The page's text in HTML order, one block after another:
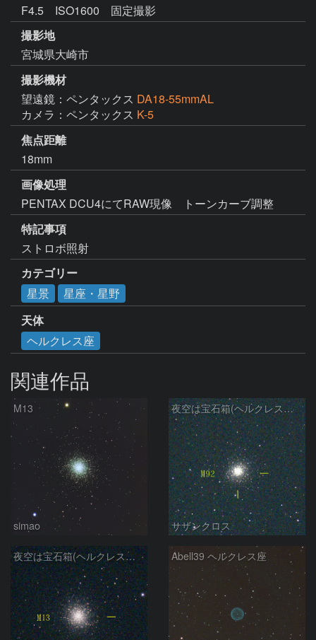
F4.5 ISO1600 固定撮影
撮影地
宮城県大崎市
撮影機材
望遠鏡：ペンタックス DA18-55mmAL
カメラ：ペンタックス K-5
焦点距離
18mm
画像処理
PENTAX DCU4にてRAW現像　トーンカーブ調整
特記事項
ストロボ照射
カテゴリー
星景
星座・星野
天体
ヘルクレス座
関連作品
M13
simao
夜空は宝石箱(ヘルクレス座 M92) Seestar50
サザンクロス
夜空は宝石箱(ヘルクレス座 M13) Seestar50 Abell39 ヘルクレス座